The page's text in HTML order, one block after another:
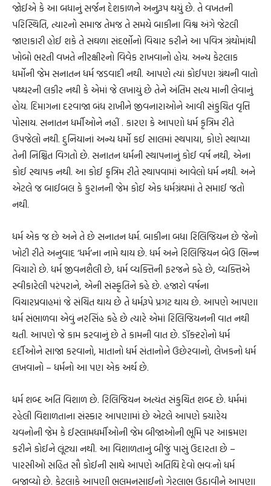
જોઈએ કે આ બધાનું સર્જન દેશકાળને અનુરૂપ થયું છે. તે વખતની
પરિસ્થિતિ, ત્યારનો સમાજ તેમજ તે સમયે બાકીના વિશ્વ અંગે જેટલી
જાણકારી હોઈ શકે તે સઘળા સંદર્ભોનો વિચાર કરીને આ પવિત્ર ગ્રંથોમાંથી
ખોબો ભરતી વખતે નીરક્ષીરનો વિવેક રાખવાનો હોય. અન્ય કેટલાક
ધર્મોની જેમ સનાતન ધર્મ જડવાદી નથી. આપણે ત્યાં કોઈપણ ગ્રંથની વાતો
પથ્થરની લકીર નથી કે એમાં જે લખાયું છે તેને અંતિમ સત્ય માની લેવાનું
હોય. દિમાગના દરવાજા બંધ રાખીને જીવનારાઓને આવી સંકુચિત વૃત્તિ
પોસાય. સનાતન ધર્મીઓને નહીં . કારણ કે આપણો ધર્મ કૃત્રિમ રીતે
ઉપજેલો નથી. દુનિયાનાં અન્ય ધર્મો કઈ સાલમાં સ્થપાયા, કોણે સ્થાપ્યા
તેની નિશ્ચિત વિગતો છે. સનાતન ધર્મની સ્થાપનાનું કોઈ વર્ષ નથી, એના
કોઈ સ્થાપક નથી. આ કોઈ કૃત્રિમ રીતે સ્થાપવામાં આવેલો ધર્મ નથી. અને
એટલે જ બાઈબલ કે કુરાનની જેમ કોઈ એક ધર્મગ્રંથમાં તે સમાઈ જતો
નથી.
ધર્મ એક જ છે અને તે છે સનાતન ધર્મ. બાકીના બધા રિલિજિયન છે જેનો
ખોટી રીતે અનુવાદ ‘ધર્મ’ના નામે થાય છે. ધર્મ અને રિલિજિયન બેઉ ભિન્ન
વિચારો છે. ધર્મ જીવનશૈલી છે, ધર્મ વ્યક્તિની ફરજને કહે છે, વ્યક્તિએ
સ્વીકારેલી પરંપરાને, એની સંસ્કૃતિને કહે છે. હજારો વર્ષના
વિચારપ્રવાહમાં જે સંચિત થાય છે તે ધર્મરૂપે પ્રગટ થાય છે. આપણે આપણા
ધર્મ સંભાળવા એવું નરસિંહ કહે છે ત્યારે એમાં રિલિજિયનની વાત નથી
થતી. આપણે જે કામ કરવાનું છે તે કામની વાત છે. ડૉક્ટરોનો ધર્મ
દર્દીઓને સાજા કરવાનો, માતાનો ધર્મ સંતાનોને ઉછેરવાનો, લેખકનો ધર્મ
લખવાનો – ધર્મનો આ પણ એક અર્થ છે.
ધર્મ શબ્દ અતિ વિશાળ છે. રિલિજિયન અત્યંત સંકુચિત શબ્દ છે. ધર્મમાં
રહેલી વિશાળતાના સંસ્કાર આપણામાં છે એટલે આપણે ક્યારેય
યવનોની જેમ કે ઈસ્લામધર્મીઓની જેમ બીજાઓની ભૂમિ પર આક્રમણ
કરીને કોઈને લૂંટ્યા નથી. આ વિશાળતાનું બીજું પાસું ઉદારતા છે –
પારસીઓ સહિત સૌ કોઈની સાથે આપણે અતિથિ દેવો ભવઃનો ધર્મ
બજાવ્યો છે. કેટલાકે આપણી ભલમનસાઈનો ગેરલાભ ઉઠાવીને આપણા